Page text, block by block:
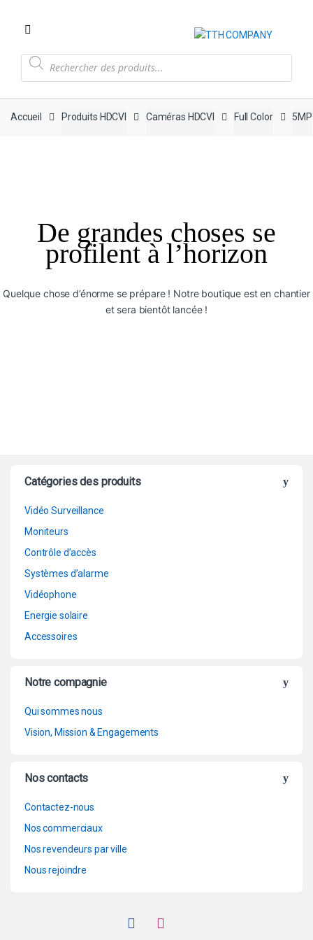
Recherche
produits
Accueil Produits HDCVI Caméras HDCVI Full Color 5MP
De grandes choses se
profilent à l’horizon
Quelque chose d’énorme se prépare ! Notre boutique est en chantier
et sera bientôt lancée !
Catégories des produits
Vidéo Surveillance
Moniteurs
Contrôle d’accès
Systèmes d’alarme
Vidéophone
Energie solaire
Accessoires
Notre compagnie
Qui sommes nous
Vision, Mission & Engagements
Nos contacts
Contactez-nous
Nos commerciaux
Nos revendeurs par ville
Nous rejoindre